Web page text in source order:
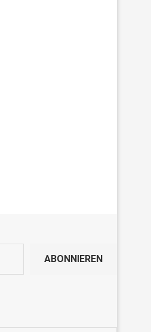
ABONNIEREN